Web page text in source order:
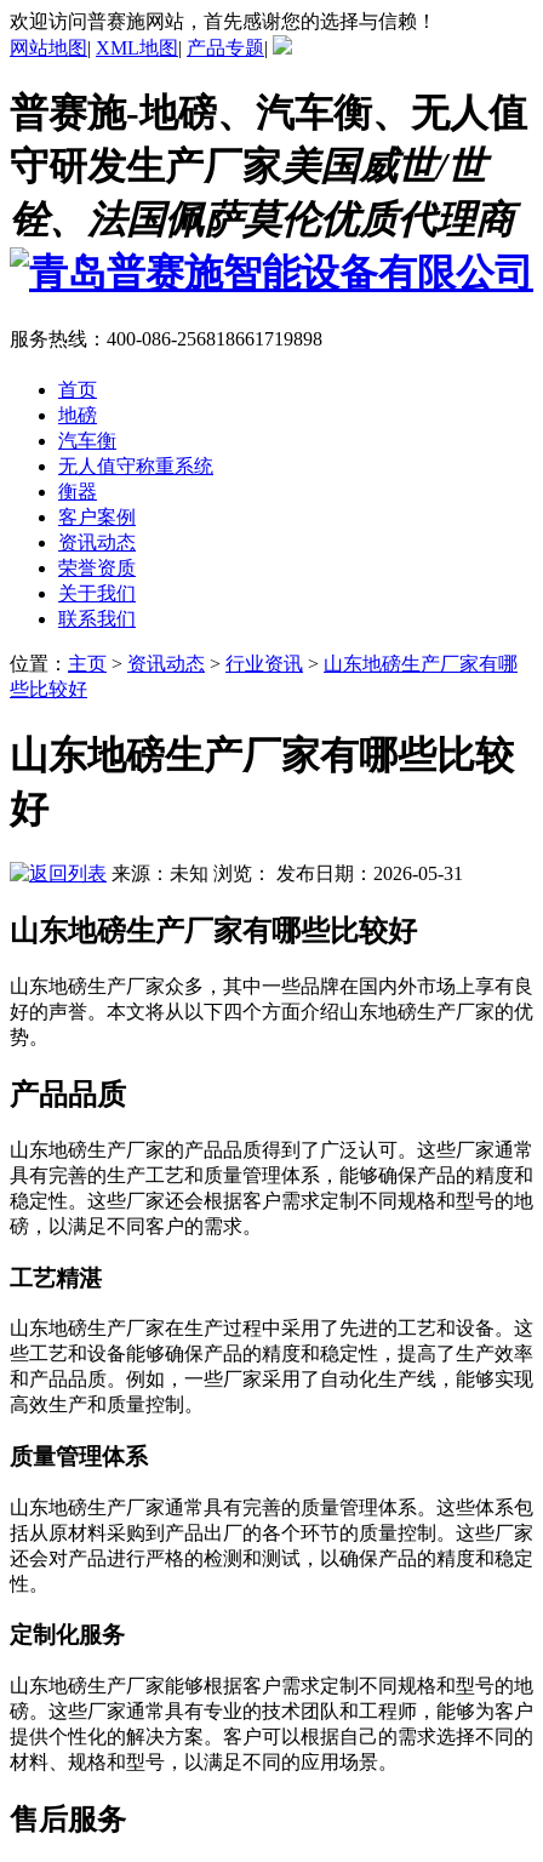
欢迎访问普赛施网站，首先感谢您的选择与信赖！
网站地图| XML地图| 产品专题|
普赛施-地磅、汽车衡、无人值
守研发生产厂家美国威世/世
铨、法国佩萨莫伦优质代理商
服务热线： 400-086-256818661719898
首页
地磅
汽车衡
无人值守称重系统
衡器
客户案例
资讯动态
荣誉资质
关于我们
联系我们
位置 ： 主页 > 资讯动态 > 行业资讯 > 山东地磅生产厂家有哪
些比较好
山东地磅生产厂家有哪些比较
好
来源：未知 浏览： 发布日期：2026-05-31
山东地磅生产厂家有哪些比较好
山东地磅生产厂家众多，其中一些品牌在国内外市场上享有良
好的声誉。本文将从以下四个方面介绍山东地磅生产厂家的优
势。
产品品质
山东地磅生产厂家的产品品质得到了广泛认可。这些厂家通常
具有完善的生产工艺和质量管理体系，能够确保产品的精度和
稳定性。这些厂家还会根据客户需求定制不同规格和型号的地
磅，以满足不同客户的需求。
工艺精湛
山东地磅生产厂家在生产过程中采用了先进的工艺和设备。这
些工艺和设备能够确保产品的精度和稳定性，提高了生产效率
和产品品质。例如，一些厂家采用了自动化生产线，能够实现
高效生产和质量控制。
质量管理体系
山东地磅生产厂家通常具有完善的质量管理体系。这些体系包
括从原材料采购到产品出厂的各个环节的质量控制。这些厂家
还会对产品进行严格的检测和测试，以确保产品的精度和稳定
性。
定制化服务
山东地磅生产厂家能够根据客户需求定制不同规格和型号的地
磅。这些厂家通常具有专业的技术团队和工程师，能够为客户
提供个性化的解决方案。客户可以根据自己的需求选择不同的
材料、规格和型号，以满足不同的应用场景。
售后服务